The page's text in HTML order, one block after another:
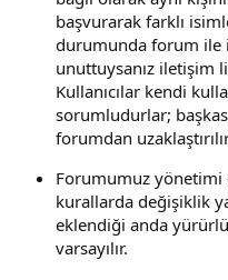
başvurarak farklı
durumunda forum ile
unuttuysanız iletişim
Kullanıcılar kendi
sorumludurlar;
forumdan
Forumumuz
kurallarda değişiklik
eklendiği anda
varsayılır.